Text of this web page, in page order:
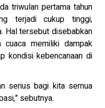
triwulan pertama tahun
terjadi cukup tinggi,
Hal tersebut disebabkan
cuaca memiliki dampak
kondisi kebencanaan di
serius bagi kita semua
sebutnya.